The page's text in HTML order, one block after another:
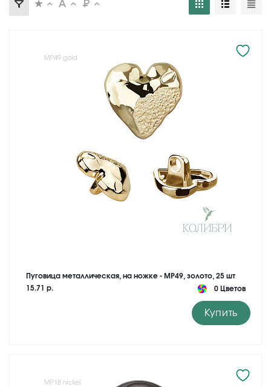
Пуговица металлическая, на ножке - MP49, золото, 25 шт
15.71 р.
0 Цветов
Купить